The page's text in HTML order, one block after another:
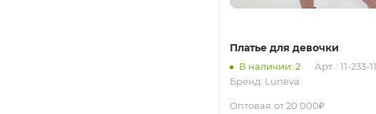
Платье для девочки
В наличии: 2
Арт. : 11-233-11.
Бренд: Luneva
Оптовая от 20 000₽